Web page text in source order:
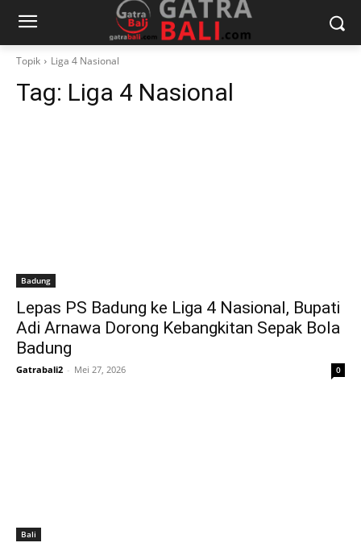
Topik Liga 4 Nasional
Tag: Liga 4 Nasional
Badung
Lepas PS Badung ke Liga 4 Nasional, Bupati
Adi Arnawa Dorong Kebangkitan Sepak Bola
Badung
Gatrabali2 - Mei 27, 2026 0
Bali